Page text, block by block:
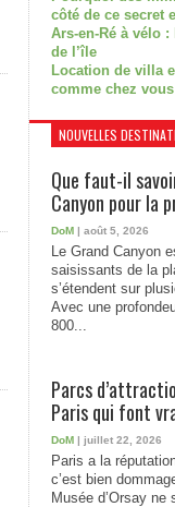
côté de ce secret
Ars-en-Ré à vélo
de l’île
Location de villa
comme chez vous
NOUVELLES
Que faut-il
Canyon pour la
DoM | août 5, 2026
Le Grand Canyon
saisissants de la
s’étendent sur
Avec une
800...
Parcs
Paris qui font
DoM | juillet 22, 2026
Paris a la
c’est bien
Musée d’Orsay